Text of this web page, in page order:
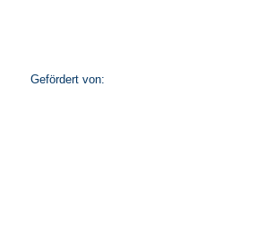
Gefördert von: